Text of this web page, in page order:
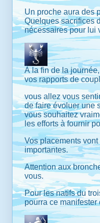
Un proche aura des
Quelques sacrifices
nécessaires pour lui
À la fin de la
vos rapports de
vous allez vous
de faire évoluer une
vous souhaitez
les efforts à fournir
Vos placements
importantes.
Attention aux
vous.
Pour les natifs du
pourra ce manifester